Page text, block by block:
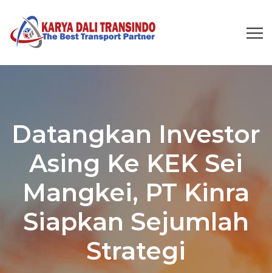
Datangkan Investor
Asing Ke KEK Sei
Mangkei, PT Kinra
Siapkan Sejumlah
Strategi